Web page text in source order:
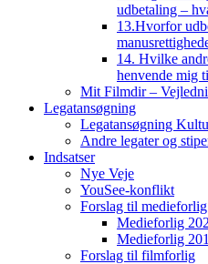
udbetaling –
13.Hvorfor
14. Hvilke
henvende mig
Mit Filmdir –
Legatansøgning
Legatansøgning
Andre legater og
Indsatser
Nye Veje
YouSee-konflikt
Forslag til medieforlig
Medieforlig
Medieforlig
Forslag til filmforlig